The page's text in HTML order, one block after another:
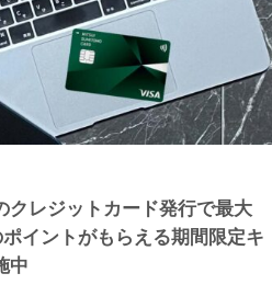
クレジットカード発行で最大
イントがもらえる期間限定キ
中